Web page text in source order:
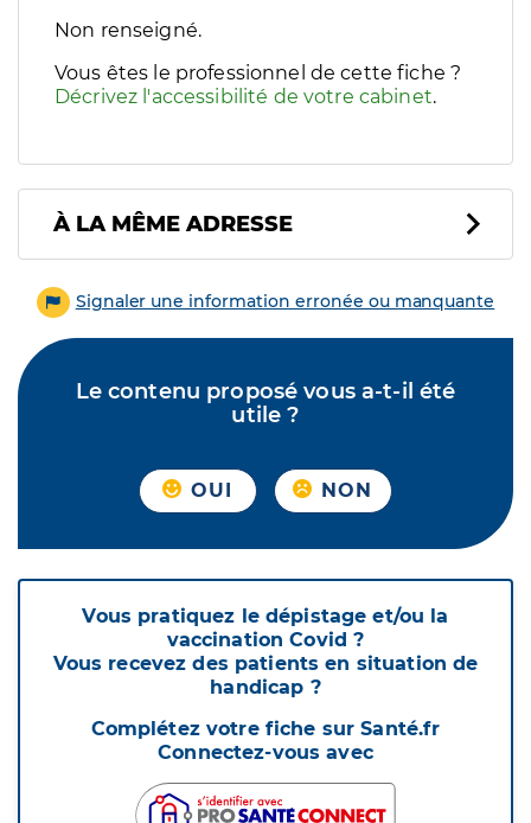
Filtres
Sélectionnez un ou plusieurs handicaps/besoins
Non renseigné.
Vous êtes le professionnel de cette fiche ?
Décrivez l'accessibilité de votre cabinet.
À LA MÊME ADRESSE
Signaler une information erronée ou manquante
Le contenu proposé vous a-t-il été
utile ?
OUI NON
Vous pratiquez le dépistage et/ou la
vaccination Covid ?
Vous recevez des patients en situation de
handicap ?
Complétez votre fiche sur Santé.fr
Connectez-vous avec